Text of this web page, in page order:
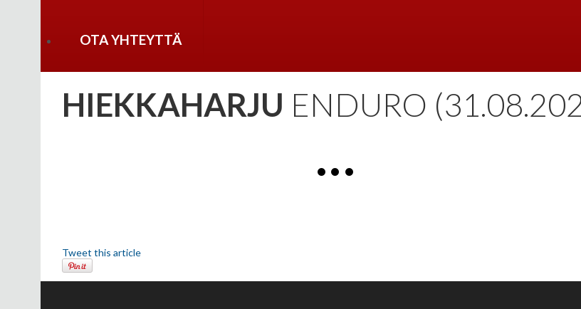
OTA YHTEYTTÄ
HIEKKAHARJU ENDURO
Tweet this article